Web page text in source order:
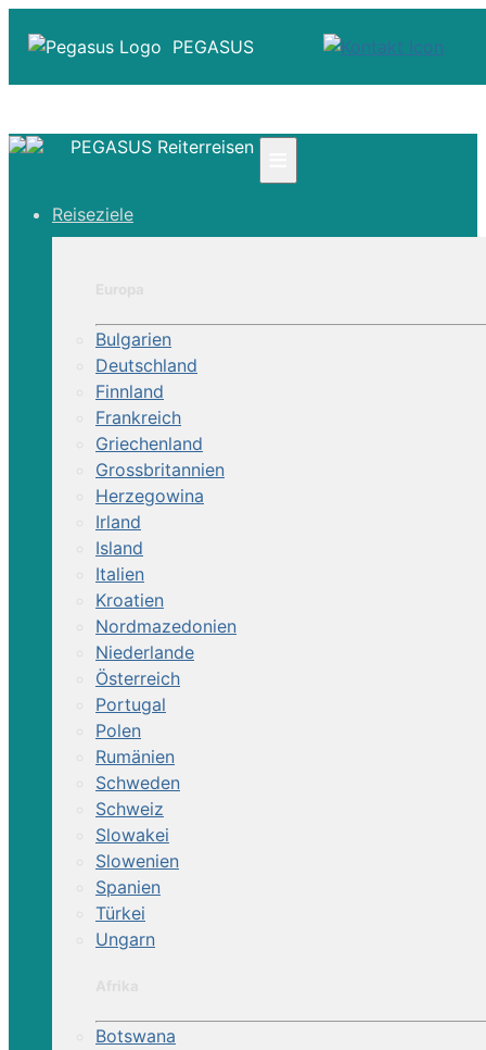
PEGASUS
☎ Deutschland 0800 - 505 18 01
Über Uns
PEGASUS Reiterreisen
Reiseziele
Bulgarien
Deutschland
Finnland
Frankreich
Griechenland
Grossbritannien
Herzegowina
Irland
Island
Italien
Kroatien
Nordmazedonien
Niederlande
Österreich
Portugal
Polen
Rumänien
Schweden
Schweiz
Slowakei
Slowenien
Spanien
Türkei
Ungarn
Botswana